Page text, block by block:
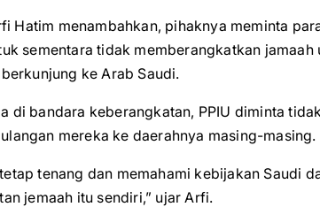
Hatim menambahkan, pihaknya meminta
sementara tidak memberangkatkan jamaah
ke Arab Saudi.
di bandara keberangkatan, PPIU diminta
mereka ke daerahnya masing-masing.
tenang dan memahami kebijakan Saudi
jemaah itu sendiri,” ujar Arfi.